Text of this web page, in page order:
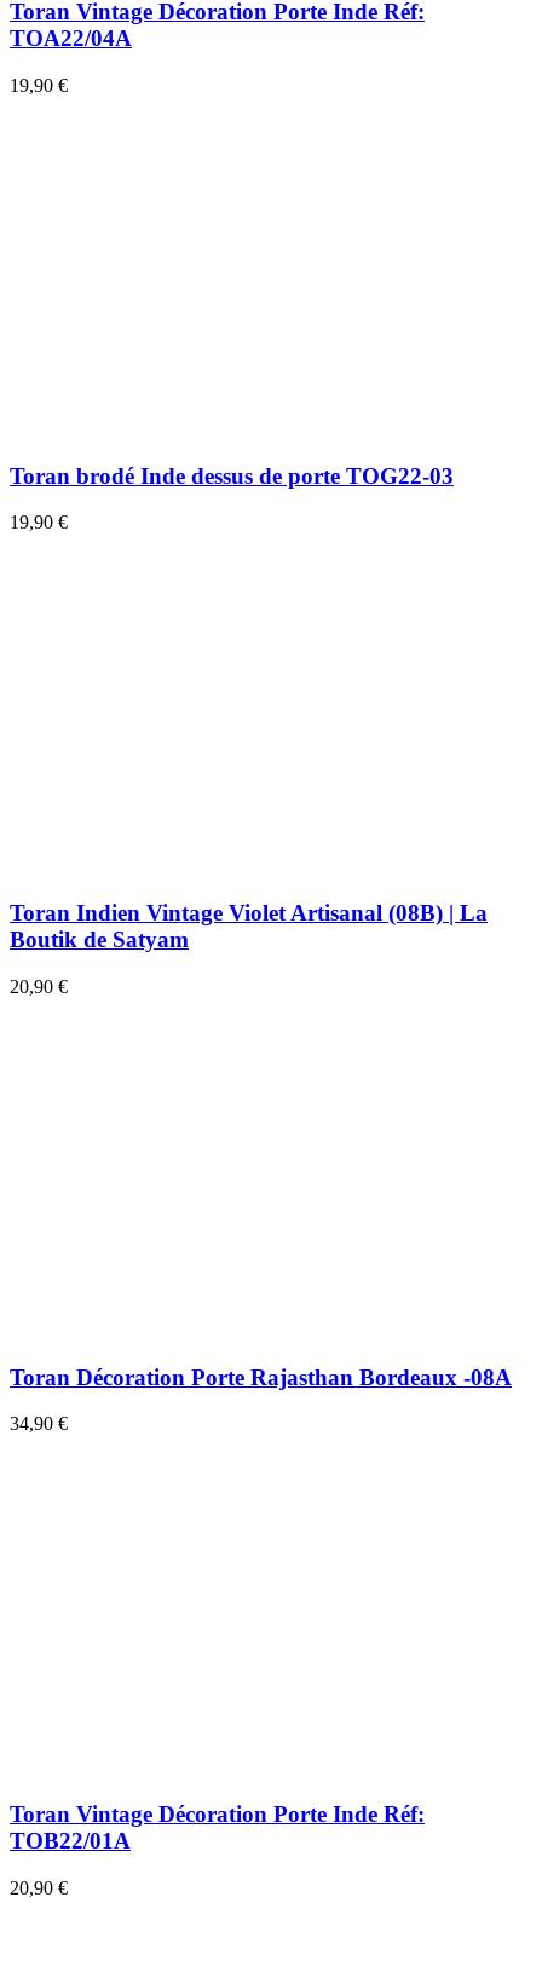
Toran Vintage Décoration Porte Inde Réf:
TOA22/04A
19,90 €
Toran brodé Inde dessus de porte TOG22-03
19,90 €
Toran Indien Vintage Violet Artisanal (08B) | La
Boutik de Satyam
20,90 €
Toran Décoration Porte Rajasthan Bordeaux -08A
34,90 €
Toran Vintage Décoration Porte Inde Réf:
TOB22/01A
20,90 €